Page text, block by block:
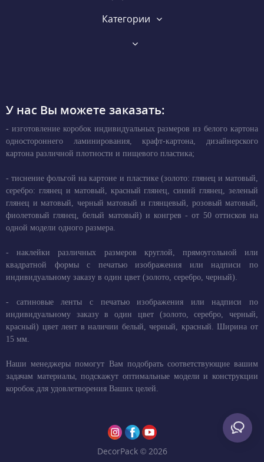
Категории
У нас Вы можете заказать:
- изготовление коробок индивидуальных размеров из белого картона
одностороннего ламинирования, крафт-картона, дизайнерского
картона различной плотности и пищевого пластика;
- тиснение фольгой на картоне и пластике (золото: глянец и матовый,
серебро: глянец и матовый, красный глянец, синий глянец, зеленый
глянец и матовый, черный матовый и глянцевый, розовый матовый,
фиолетовый глянец, белый матовый) и конгрев - от 50 оттисков на
одной модели одного размера.
- наклейки различных размеров круглой, прямоугольной или
квадратной формы с печатью изображения или надписи по
индивидуальному заказу в один цвет (золото, серебро, черный).
- сатиновые ленты с печатью изображения или надписи по
индивидуальному заказу в один цвет (золото, серебро, черный,
красный) цвет лент в наличии белый, черный, красный. Ширина от
15 мм.
Наши менеджеры помогут Вам подобрать соответствующие вашим
задачам материалы, подскажут оптимальные модели и конструкции
коробок для удовлетворения Ваших целей.
DecorPack © 2026